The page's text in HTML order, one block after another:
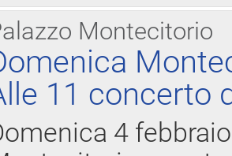
Montecitorio
11 concerto
4